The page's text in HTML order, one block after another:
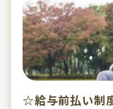
☆給与前払い制